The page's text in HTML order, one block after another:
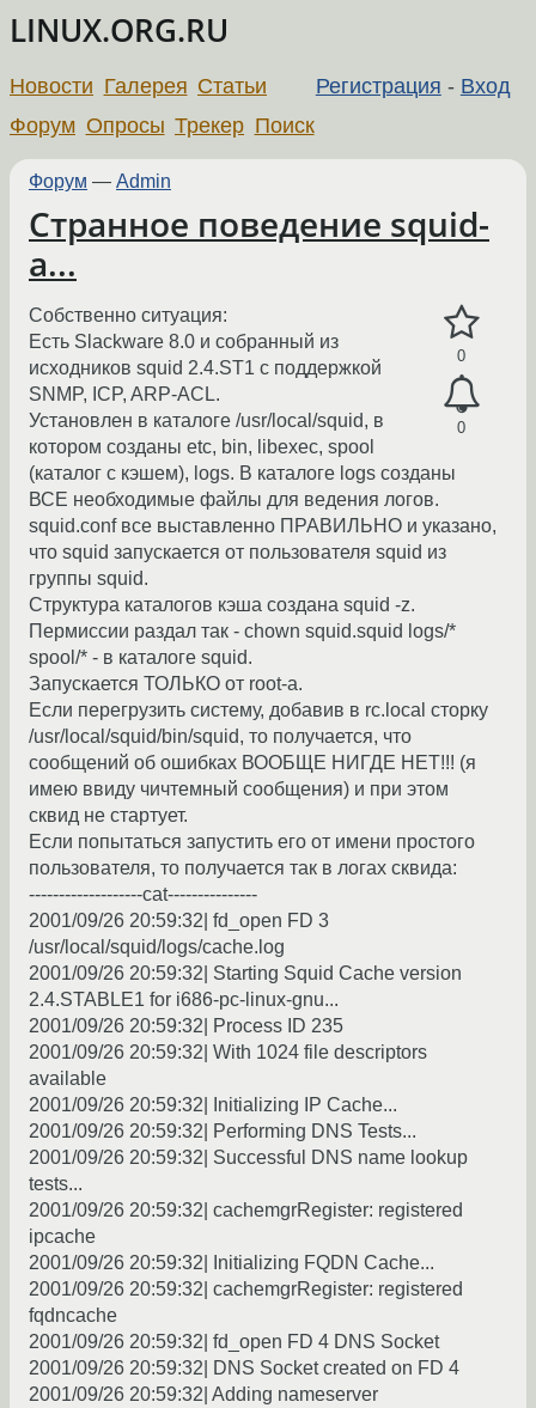
LINUX.ORG.RU
Регистрация - Вход
Новости Галерея Статьи
Форум Опросы Трекер Поиск
Форум — Admin
Странное поведение squid-
а...
0
0
Собственно ситуация:
Есть Slackware 8.0 и собранный из
исходников squid 2.4.ST1 с поддержкой
SNMP, ICP, ARP-ACL.
Установлен в каталоге /usr/local/squid, в
котором созданы etc, bin, libexec, spool
(каталог с кэшем), logs. В каталоге logs созданы
ВСЕ необходимые файлы для ведения логов.
squid.conf все выставленно ПРАВИЛЬНО и указано,
что squid запускается от пользователя squid из
группы squid.
Структура каталогов кэша создана squid -z.
Пермиссии раздал так - chown squid.squid logs/*
spool/* - в каталоге squid.
Запускается ТОЛЬКО от root-а.
Если перегрузить систему, добавив в rc.local сторку
/usr/local/squid/bin/squid, то получается, что
сообщений об ошибках ВООБЩЕ НИГДЕ НЕТ!!! (я
имею ввиду чичтемный сообщения) и при этом
сквид не стартует.
Если попытаться запустить его от имени простого
пользователя, то получается так в логах сквида:
-------------------cat---------------
2001/09/26 20:59:32| fd_open FD 3
/usr/local/squid/logs/cache.log
2001/09/26 20:59:32| Starting Squid Cache version
2.4.STABLE1 for i686-pc-linux-gnu...
2001/09/26 20:59:32| Process ID 235
2001/09/26 20:59:32| With 1024 file descriptors
available
2001/09/26 20:59:32| Initializing IP Cache...
2001/09/26 20:59:32| Performing DNS Tests...
2001/09/26 20:59:32| Successful DNS name lookup
tests...
2001/09/26 20:59:32| cachemgrRegister: registered
ipcache
2001/09/26 20:59:32| Initializing FQDN Cache...
2001/09/26 20:59:32| cachemgrRegister: registered
fqdncache
2001/09/26 20:59:32| fd_open FD 4 DNS Socket
2001/09/26 20:59:32| DNS Socket created on FD 4
2001/09/26 20:59:32| Adding nameserver